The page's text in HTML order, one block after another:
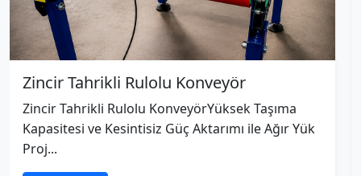
Zincir Tahrikli Rulolu Konveyör
Zincir Tahrikli Rulolu KonveyörYüksek Taşıma
Kapasitesi ve Kesintisiz Güç Aktarımı ile Ağır Yük
Proj...